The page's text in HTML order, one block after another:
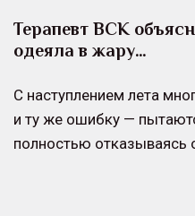
Терапевт ВСК
одеяла в жару…
С наступлением лета
и ту же ошибку —
полностью отказываясь